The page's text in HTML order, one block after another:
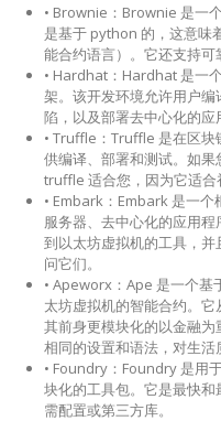
• Brownie：Brownie 是一
是基于 python 的，这意味
能合约语言）。它还支持可
• Hardhat：Hardhat 是一
架。该开发环境允许用户
陷，以及部署去中心化的应
• Truffle：Truffle 是在区块
供编译、部署和测试。如
truffle 适合您，因为它适合
• Embark：Embark 是一
服务器、去中心化的应用
到以太坊虚拟机的工具，
问它们。
• Apeworx：Ape 是一个基
太坊虚拟机的智能合约。
其前身更模块化的以金融
相同的设置和语法，对生活
• Foundry：Foundry 是用
块化的工具包。它是最快
需配置或第三方库。